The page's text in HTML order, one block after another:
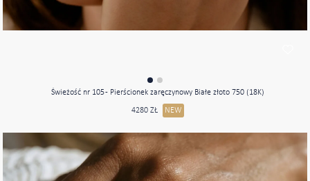
Świeżość nr 105 - Pierścionek zaręczynowy Białe złoto 750 (18K)
4280 ZŁ NEW